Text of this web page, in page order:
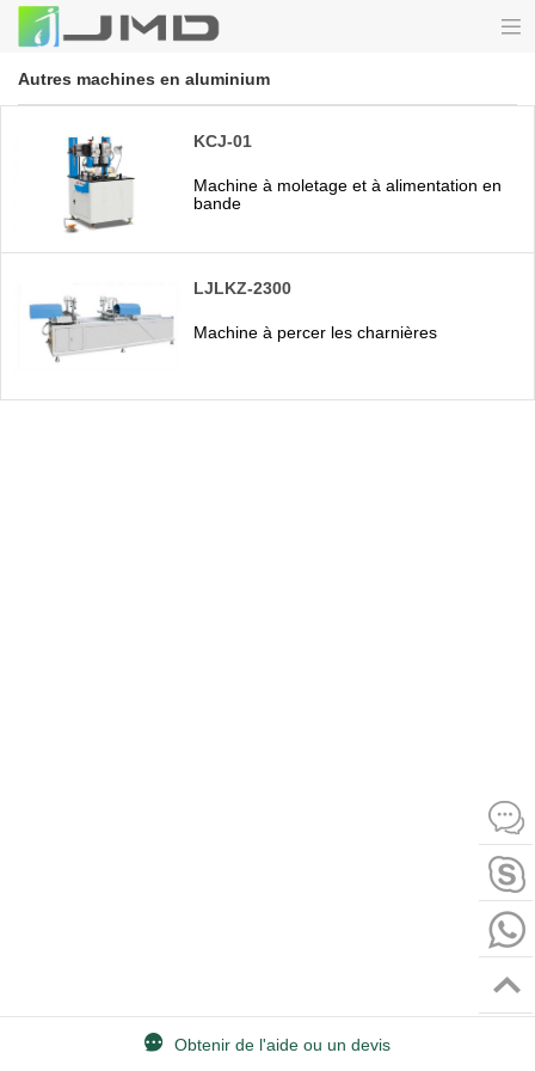
Autres machines en aluminium
KCJ-01
Machine à moletage et à alimentation en
bande
LJLKZ-2300
Machine à percer les charnières
Obtenir de l'aide ou un devis